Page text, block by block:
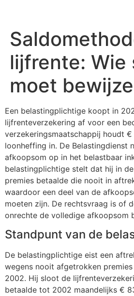
lijfrente: Wie
moet
Een belastingplichtige koopt in
lijfrenteverzekering af voor een
verzekeringsmaatschappij houdt €
loonheffing in. De Belastingdienst
afkoopsom op in het belastbaar
belastingplichtige stelt dat hij in
premies betaalde die nooit in
waardoor een deel van de
moeten zijn. De rechtsvraag is of
onrechte de volledige afkoopsom
Standpunt van de
De belastingplichtige eist een
wegens nooit afgetrokken
2002. Hij sloot de
betaalde tot 2002 maandelijks €